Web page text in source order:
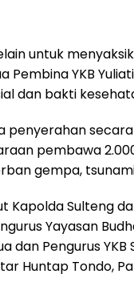
untuk
Pembina YKB
dan bakti
penyerahan
pembawa
gempa,
Sulteng
Yayasan
dan Pengurus
Huntap Tondo,